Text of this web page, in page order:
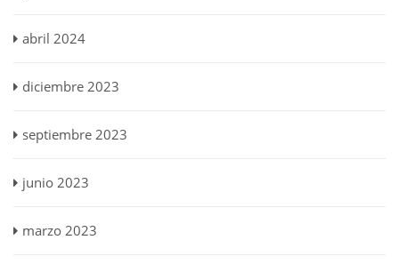
abril 2024
diciembre 2023
septiembre 2023
junio 2023
marzo 2023